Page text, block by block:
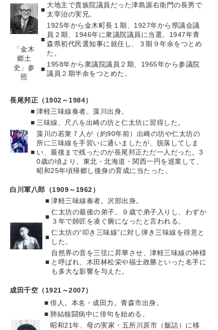
■
大地主で貴族院議員だった津島源右衛門の長男で
太宰治の実兄。
■
1925年から金木町長１期、1927年から県議会議
員２期、1946年に衆議院議員に当選。1947年青
森県初代民選知事に就任し、３期９年余をつとめ
た。
■
1958年から衆議院議員２期、1965年から参議院
議員２期半余をつとめた。
「金木
郷土
史」参
照
長尾邦正（1902～1984）
■ 津軽三味線奏者。藻川出身。
■ 三味線、尺八を出崎の坊と仁太坊に習得した。
■
藻川の若衆７人が（約90年前）出崎の坊や仁太坊の
所に三味線を手習いに通いましたが、脱落してしま
い、最後まで残ったのが長尾邦正ただ一人だった。3
0歳の頃より、東北・北海道・関西一円を巡業して、
昭和25年頃帰郷し後身の育成に当たった。
白川軍八郎（1909～1962）
■ 津軽三味線奏者。沢部出身。
■
仁太坊の最後の弟子。９歳で弟子入りし、わずか
３年で師匠を凌ぐ腕になったと言われる。
■
仁太坊の“叩き三味線”に対し弾き三味線を得意と
した。
■
自然界の音を三弦に昇華させ、津軽三味線の神様
と呼ばれ、木田林松栄や福士政勝といった名手に
も多大な影響を与えた。
成田千空（1921～2007）
■ 俳人。本名・成田力。青森市出身。
■ 肺結核闘病中に俳句を始める。
昭和21年、母の実家・五所川原市（飯詰）に移